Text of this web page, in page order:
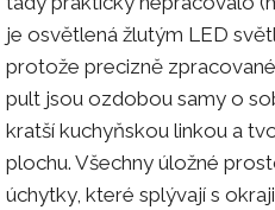
je osvětlená žlutým LED
protože precizně
pult jsou ozdobou samy o
kratší kuchyňskou linkou a
plochu. Všechny úložné
úchytky, které splývají s